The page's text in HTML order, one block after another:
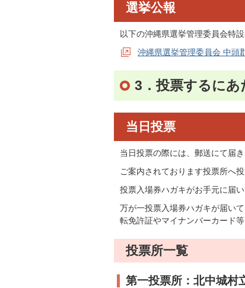
選挙公報
以下の沖縄県選挙管理委員会特
沖縄県選挙管理委員会 中頭
3．投票するにあ
当日投票
当日投票の際には、郵送にて届
ご案内されております投票所へ
投票入場券ハガキがお手元に届
万が一投票入場券ハガキが届い
転免許証やマイナンバーカード
投票所一覧
第一投票所：北中城村